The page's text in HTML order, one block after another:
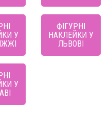
У
ФІГУРНІ
НАКЛЕЙКИ У
ЛЬВОВІ
У